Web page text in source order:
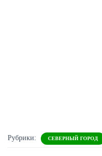
Рубрики: СЕВЕРНЫЙ ГОРОД